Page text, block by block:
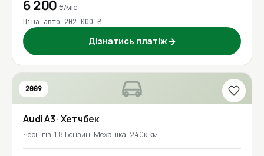
6 200₴/міс
Ціна авто 202 000 ₴
Дізнатись платіж→
2009
AudiA3· Хетчбек
Чернігів 1.8 Бензин Механіка 240к км